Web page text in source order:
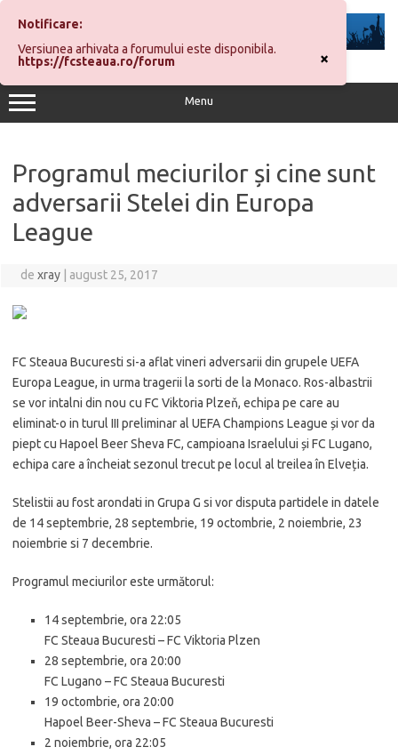
Sari
conținut
Menu
Programul meciurilor și cine sunt
adversarii Stelei din Europa
League
de xray august 25, 2017
FC Steaua Bucuresti si-a aflat vineri adversarii din grupele UEFA
Europa League, in urma tragerii la sorti de la Monaco. Ros-albastrii
se vor intalni din nou cu FC Viktoria Plzeň, echipa pe care au
eliminat-o in turul III preliminar al UEFA Champions League și vor da
piept cu Hapoel Beer Sheva FC, campioana Israelului și FC Lugano,
echipa care a încheiat sezonul trecut pe locul al treilea în Elveția.
Stelistii au fost arondati in Grupa G si vor disputa partidele in datele
de 14 septembrie, 28 septembrie, 19 octombrie, 2 noiembrie, 23
noiembrie si 7 decembrie.
Programul meciurilor este următorul:
14 septembrie, ora 22:05
FC Steaua Bucuresti – FC Viktoria Plzen
28 septembrie, ora 20:00
FC Lugano – FC Steaua Bucuresti
19 octombrie, ora 20:00
Hapoel Beer-Sheva – FC Steaua Bucuresti
2 noiembrie, ora 22:05
×
Notificare:
Versiunea arhivata a forumului este disponibila.
https://fcsteaua.ro/forum